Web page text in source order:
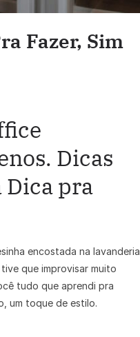
Fazer, Sim
Dicas
Dica pra
encostada na lavanderia
que improvisar muito
tudo que aprendi pra
um toque de estilo.